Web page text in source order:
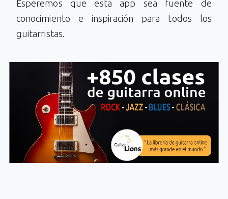
Esperemos que esta app sea fuente de
conocimiento e inspiración para todos los
guitarristas.